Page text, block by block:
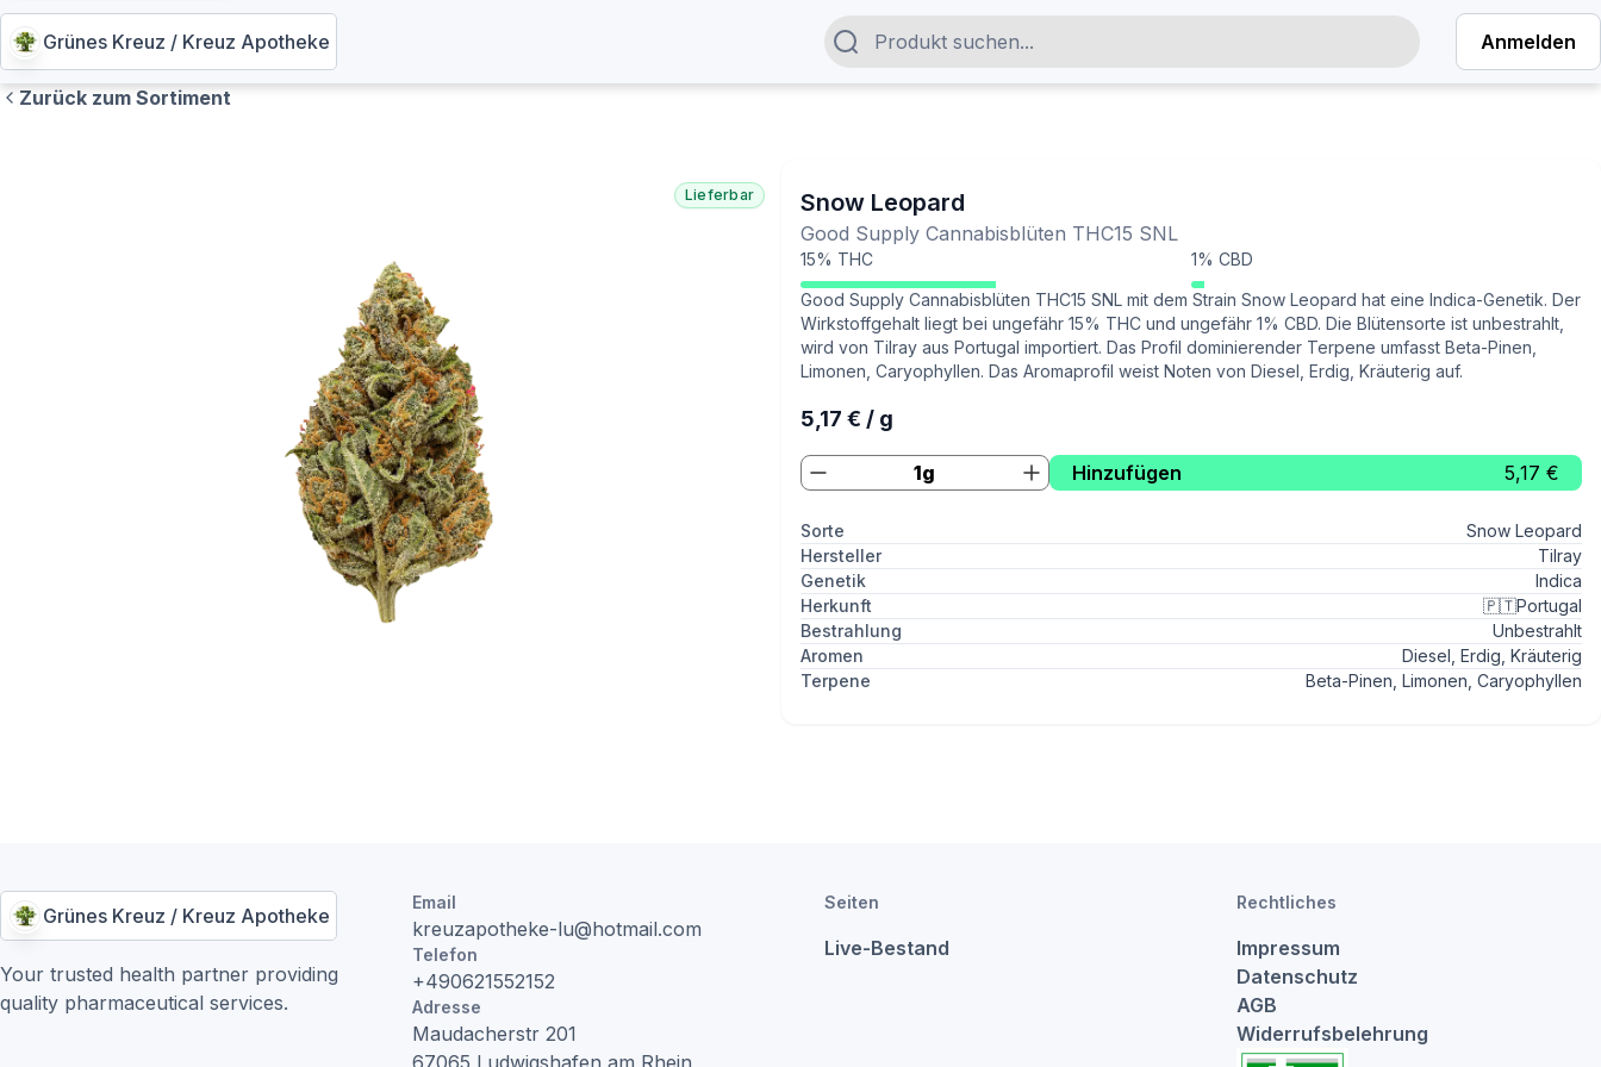
Grünes Kreuz / Kreuz Apotheke Anmelden
Zurück zum Sortiment
Lieferbar Snow Leopard
Good Supply Cannabisblüten THC15 SNL
15% THC
1% CBD
Good Supply Cannabisblüten THC15 SNL mit dem Strain Snow Leopard hat eine Indica-Genetik. Der
Wirkstoffgehalt liegt bei ungefähr 15% THC und ungefähr 1% CBD. Die Blütensorte ist unbestrahlt,
wird von Tilray aus Portugal importiert. Das Profil dominierender Terpene umfasst Beta-Pinen,
Limonen, Caryophyllen. Das Aromaprofil weist Noten von Diesel, Erdig, Kräuterig auf.
5,17 € / g
1g Hinzufügen 5,17 €
Sorte
Snow Leopard
Hersteller
Tilray
Genetik
Indica
Herkunft
🇵🇹Portugal
Bestrahlung
Unbestrahlt
Aromen
Diesel, Erdig, Kräuterig
Terpene
Beta-Pinen, Limonen, Caryophyllen
Grünes Kreuz / Kreuz Apotheke
Your trusted health partner providing
quality pharmaceutical services.
Email
kreuzapotheke-lu@hotmail.com
Telefon
+490621552152
Adresse
Maudacherstr 201
67065 Ludwigshafen am Rhein
Seiten
Live-Bestand
Rechtliches
Impressum
Datenschutz
AGB
Widerrufsbelehrung